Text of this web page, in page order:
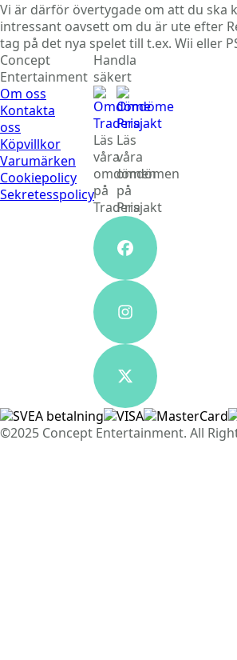
Vi är därför övertygade om att du ska
intressant oavsett om du är ute efter
tag på det nya spelet till t.ex. Wii eller
Concept
Entertainment
Om oss
Kontakta
oss
Köpvillkor
Varumärken
Cookiepolicy
Sekretesspolicy
Handla
säkert
Läs
våra
omdömen
på
Tradera
Läs
våra
omdömen
på
Prisjakt
©2025 Concept Entertainment. All